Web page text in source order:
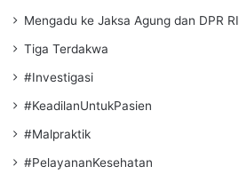
Mengadu ke Jaksa Agung dan DPR RI
Tiga Terdakwa
#Investigasi
#KeadilanUntukPasien
#Malpraktik
#PelayananKesehatan